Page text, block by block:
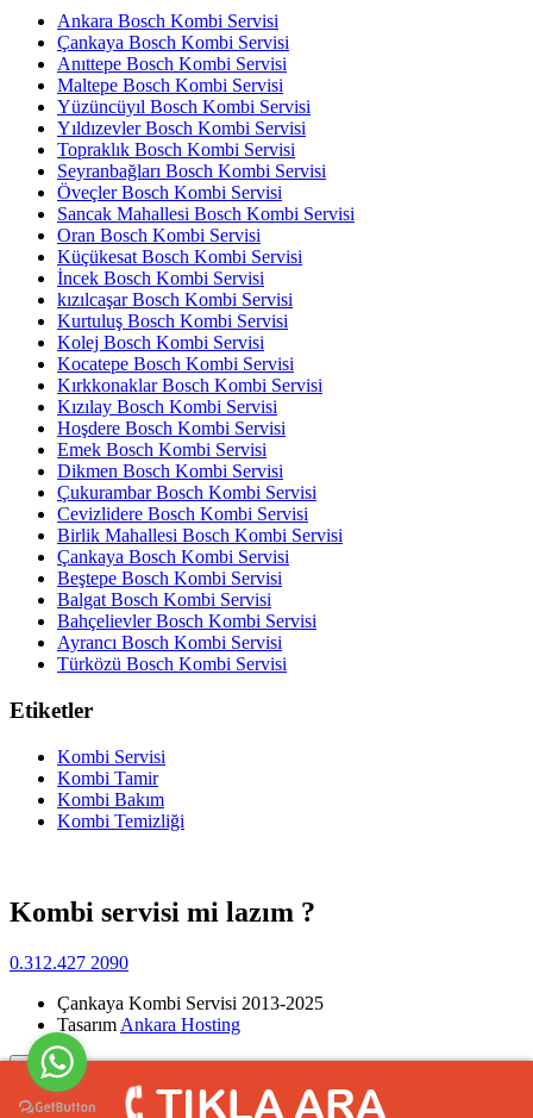
Ankara Bosch Kombi Servisi
Çankaya Bosch Kombi Servisi
Anıttepe Bosch Kombi Servisi
Maltepe Bosch Kombi Servisi
Yüzüncüyıl Bosch Kombi Servisi
Yıldızevler Bosch Kombi Servisi
Topraklık Bosch Kombi Servisi
Seyranbağları Bosch Kombi Servisi
Öveçler Bosch Kombi Servisi
Sancak Mahallesi Bosch Kombi Servisi
Oran Bosch Kombi Servisi
Küçükesat Bosch Kombi Servisi
İncek Bosch Kombi Servisi
kızılcaşar Bosch Kombi Servisi
Kurtuluş Bosch Kombi Servisi
Kolej Bosch Kombi Servisi
Kocatepe Bosch Kombi Servisi
Kırkkonaklar Bosch Kombi Servisi
Kızılay Bosch Kombi Servisi
Hoşdere Bosch Kombi Servisi
Emek Bosch Kombi Servisi
Dikmen Bosch Kombi Servisi
Çukurambar Bosch Kombi Servisi
Cevizlidere Bosch Kombi Servisi
Birlik Mahallesi Bosch Kombi Servisi
Çankaya Bosch Kombi Servisi
Beştepe Bosch Kombi Servisi
Balgat Bosch Kombi Servisi
Bahçelievler Bosch Kombi Servisi
Ayrancı Bosch Kombi Servisi
Türközü Bosch Kombi Servisi
Etiketler
Kombi Servisi
Kombi Tamir
Kombi Bakım
Kombi Temizliği
Kombi servisi mi lazım ?
0.312.427 2090
Çankaya Kombi Servisi 2013-2025
Tasarım Ankara Hosting
Yukarı
>